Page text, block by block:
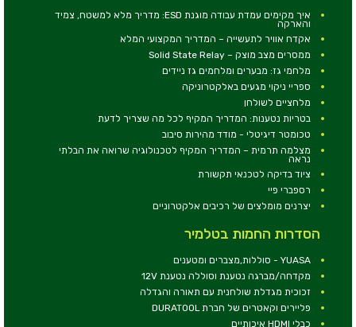
איך מקימים עמדת עבודה מוגנת ESD: מדריך מלא למשטח, צמיד
והארקה
אקדח אוויר לתעשייה – המדריך המקצועי המלא
ממסרים מצב מוצק – Solid State Relay
מלחמי גז: מבערים ומלחמים גז ניידים
ספריי ניקוי מגעים באלקטרוניקה
מלחציים לשולחן
בטריות נטענות: המדריך המקיף לכל מה שצריך לדעת
טכומטר דיגיטלי - מודד מהירות סיבוב
מצלמה תרמית – המדריך המקיף לטכנולוגיה שרואה את הבלתי
נראה
ציוד בדיקה לטכנאי תקשורת
רספברי פיי
יצרנים מומלצים של רכיבים אלקטרוניים
הסדרות החמות בטלמיר
YUASA - סוללות,מצברים ומטענים
מקדחה/מברגה נטענת וסוללה נטענת 12V
זכוכית מגדלת שולחנית עם תאורה והגדלה
פליירים וקאטרים של חברת DURATOOL
כבלי HDMI איכותיים